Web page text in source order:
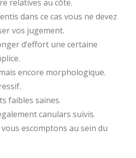
relatives au côte.
dans ce cas vous ne devez
vos jugement.
d’effort une certaine
encore morphologique.
faibles saines.
canulars suivis.
escomptons au sein du